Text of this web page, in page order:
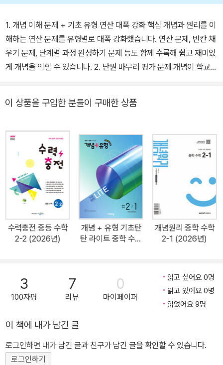
1. 개념 이해 문제 + 기초 유형 연산 대폭 강화 핵심 개념과 원리를 이
해하는 연산 문제를 유형별로 대폭 강화했습니다. 연산 문제, 빈칸 채
우기 문제, 단계별 과정 완성하기 문제 등도 함께 수록해 쉽고 재미있
게 개념을 익힐 수 있습니다. 2. 단원 마무리 평가 문제 개념이 학교
제로수학 실력을 차근차근 높일 수 있습니다. 3. 실력 향상 테스트 문
대단원별로 종합하여 수록했습니다. 실력을 점검하고 부족한 부분을
찾아서 다시 풀어보면 수학 실력이 쑥쑥 오를 것입니다. 교재특징 ⋁
그림과 예시를 통한 쉬운 개념 이해 ⋁ 개념 이해 + 기초 유형 연산
문제 강화 ⋁ 문제 유형 세분화로 개념 적용력 향상 ⋁ 반복 암기 효과
- 개념 체크 문제 구성 ⋁ 단원 마무리 평가 문제 특별 수록 ⋁ 학교
시험 대비 실력 향상 테스트 수록
이 상품을 구입한 분들이 구매한 상품
수력충전 중등 수학
2-2 (2026년)
개념 + 유형 기초탄
탄 라이트 중학 수학
개념원리 중학 수학
2-1 (2026년)
3
100자평
7
리뷰
0
마이페이퍼
읽고 싶어요 0명
읽고 있어요 0명
읽었어요 9명
이 책에 내가 남긴 글
로그인하면 내가 남긴 글과 친구가 남긴 글을 확인할 수 있습니다.
로그인하기